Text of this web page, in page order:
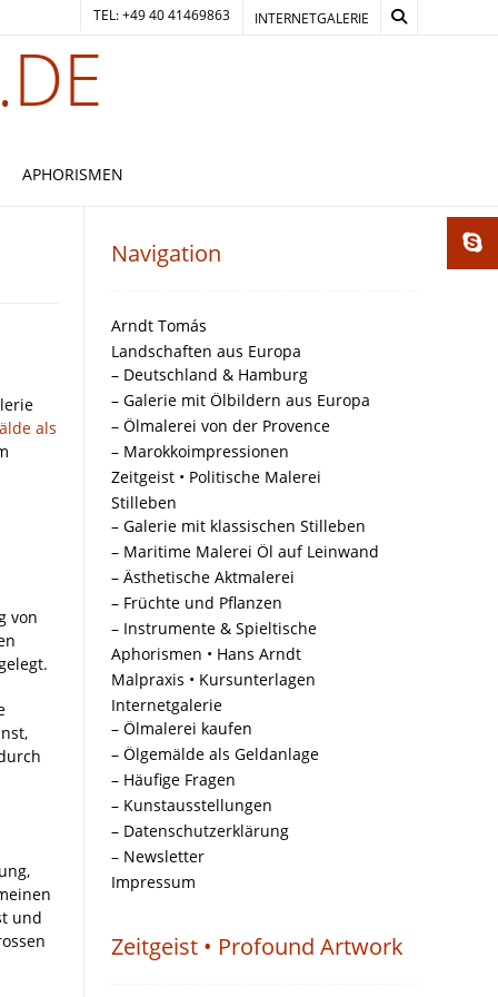
INTERNETGALERIE
TEL: +49 40 41469863
APHORISMEN
als
von
und
Navigation
Arndt Tomás
Landschaften aus Europa
– Deutschland & Hamburg
– Galerie mit Ölbildern aus Europa
– Ölmalerei von der Provence
– Marokkoimpressionen
Zeitgeist • Politische Malerei
Stilleben
– Galerie mit klassischen Stilleben
– Maritime Malerei Öl auf Leinwand
– Ästhetische Aktmalerei
– Früchte und Pflanzen
– Instrumente & Spieltische
Aphorismen • Hans Arndt
Malpraxis • Kursunterlagen
Internetgalerie
– Ölmalerei kaufen
– Ölgemälde als Geldanlage
– Häufige Fragen
– Kunstausstellungen
– Datenschutzerklärung
– Newsletter
Impressum
Zeitgeist • Profound Artwork